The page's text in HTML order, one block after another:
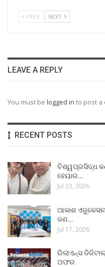
PREV NEXT
LEAVE A REPLY
You must be logged in to post a
RECENT POSTS
ବିଶ୍ୱପ୍ରସିଦ୍ଧ
ହେୟାର…
Jul 23, 2026
ଆକାଶ
ଜଣ…
Jul 17, 2026
ରିଲାଏନ୍ସ
ଅଫର